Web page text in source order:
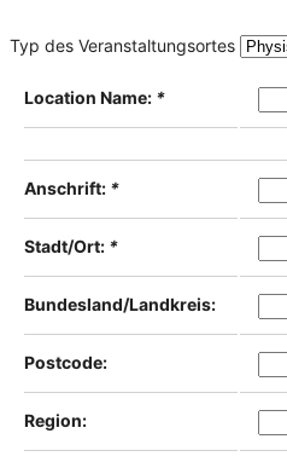
Typ des Veranstaltungsortes
Location Name: *
Anschrift: *
Stadt/Ort: *
Bundesland/Landkreis:
Postcode:
Region: